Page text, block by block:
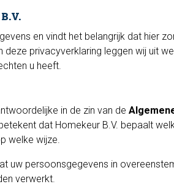
en vindt het belangrijk dat hier
privacyverklaring leggen wij uit
u heeft.
in de zin van de
dat Homekeur B.V. bepaalt
welke wijze.
uw persoonsgegevens in
verwerkt.